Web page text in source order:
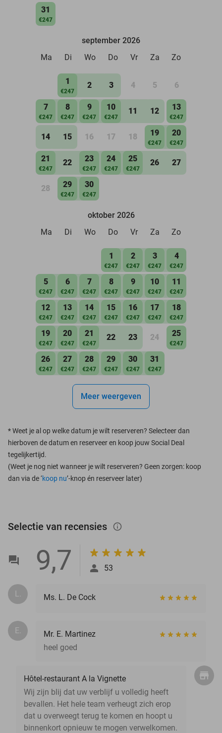
31
€247
september 2026
Ma
Di Wo Do Vr Za Zo
1
€247
2 3 4 5 6
7
€247
8
€247
9
€247
10
€247
11 12 13
€247
14 15 16 17 18 19
€247
20
€247
21
€247
22 23
€247
24
€247
25
€247
26 27
28 29
€247
30
€247
oktober 2026
Ma
Di Wo Do Vr Za Zo
1
€247
2
€247
3
€247
4
€247
5
€247
6
€247
7
€247
8
€247
9
€247
10
€247
11
€247
12
€247
13
€247
14
€247
15
€247
16
€247
17
€247
18
€247
19
€247
20
€247
21
€247
22 23 24 25
€247
26
€247
27
€247
28
€247
29
€247
30
€247
31
€247
Meer weergeven
*Weet je al op welke datum je wilt reserveren? Selecteer dan
hierboven de datum en reserveer en koop jouw Social Deal
tegelijkertijd.
(Weet je nog niet wanneer je wilt reserveren? Geen zorgen: koop
dan via de ‘koop nu’-knop én reserveer later)
Selectie van recensies info_outlined
9,7 53
L. Ms. L. De Cock
E.
Mr. E. Martinez
heel goed
Hôtel-restaurant A la Vignette
Wij zijn blij dat uw verblijf u volledig heeft
bevallen. Het hele team verheugt zich erop
dat u overweegt terug te komen en hoopt u
binnenkort opnieuw te mogen verwelkomen.